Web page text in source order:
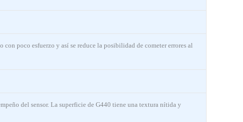
poco esfuerzo y así se reduce la posibilidad de cometer errores al
del sensor. La superficie de G440 tiene una textura nítida y